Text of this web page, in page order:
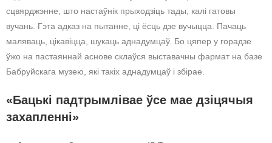
сцвярджэнне, што настаўнік прыходзіць тады, калі гатовы
вучань. Гэта адказ на пытанне, ці ёсць дзе вучыцца. Пачаць
маляваць, цікавіцца, шукаць аднадумцаў. Бо цяпер у горадзе
ўжо на пастаяннай аснове склаўся выставачны фармат на базе
Бабруйскага музею, які такіх аднадумцаў і збірае.
«Бацькі падтрымлівае ўсе мае дзіцячыя
захапленні»